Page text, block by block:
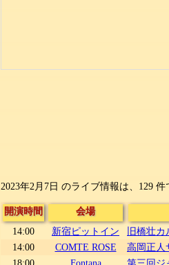
2023年2月7日 のライブ情報は、129 件
開演時間 会場
14:00
新宿ピットイン 旧橋壮カ
14:00
COMTE ROSE 高岡正人